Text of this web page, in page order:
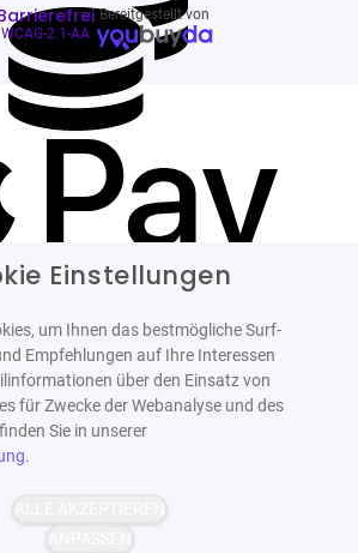
WCAG-2.1-AA
Bereitgestellt von
Einstellungen
um Ihnen das bestmögliche Surf-
Empfehlungen auf Ihre Interessen
über den Einsatz von
für Zwecke der Webanalyse und des
Sie in unserer
.
ALLE AKZEPTIEREN
ANPASSEN